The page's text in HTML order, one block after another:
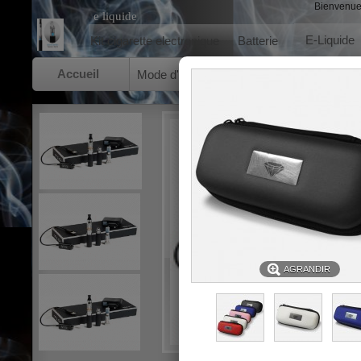
Accueil
Kit cigarette electronique E-Liquide
Batterie
e liquide
Mode d'emploi